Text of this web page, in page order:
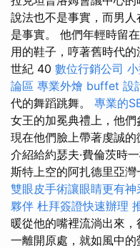
說法也不是事實，而男
是事實。 他們年輕時留
用的鞋子，哼著舊時代
世紀 40 數位行銷公司
論區 專業外燴 buffet 設
代的舞蹈跳舞。 專業的
女王的加冕典禮上，他們
現在他們臉上帶著虔誠的
介紹給約瑟夫·費倫茨時
斯特上空的阿扎德里亞灣
雙眼皮手術讓眼睛更有神
夥伴 杜拜簽證快速辦理
暖從他的嘴裡流淌出來，
一離開原處，就如風中